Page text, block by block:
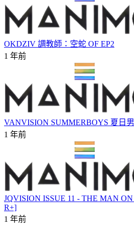
OKDZIV 調教師：空蛇 OF EP2
1 年前
VANVISION SUMMERBOYS 夏日
1 年前
JQVISION ISSUE 11 - THE MAN
R+]
1 年前